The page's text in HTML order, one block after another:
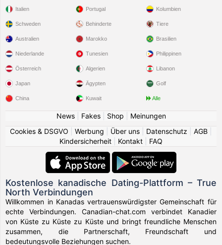
Italien
Schweden
Portugal
Behinderte
Kolumbien
Tiere
Australien
Niederlande
Österreich
Japan
China
Marokko
Tunesien
Algerien
Ägypten
Kuwait
Brasilien
Philippinen
Libanon
Golf
Alle
News| Fakes| Shop
Meinungen
Cookies & DSGVO
Werbung Über uns Datenschutz AGB
Kindersicherheit
Kontakt FAQ
Kostenlose kanadische Dating-Plattform – True
North Verbindungen
Willkommen in Kanadas vertrauenswürdigster Gemeinschaft für
echte Verbindungen. Canadian-chat.com verbindet Kanadier
von Küste zu Küste zu Küste und bringt freundliche Menschen
zusammen, die Partnerschaft, Freundschaft und
bedeutungsvolle Beziehungen suchen.